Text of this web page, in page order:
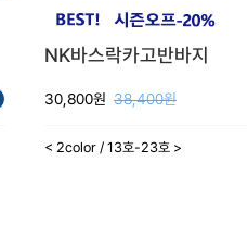
NK바스락카고반바지
30,800원 38,400원
< 2color / 13호-23호 >